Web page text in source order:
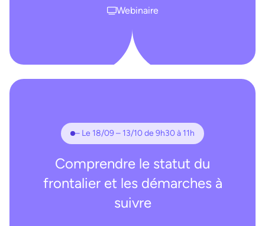
Webinaire
– Le 18/09 – 13/10 de 9h30 à 11h
Comprendre le statut du
frontalier et les démarches à
suivre